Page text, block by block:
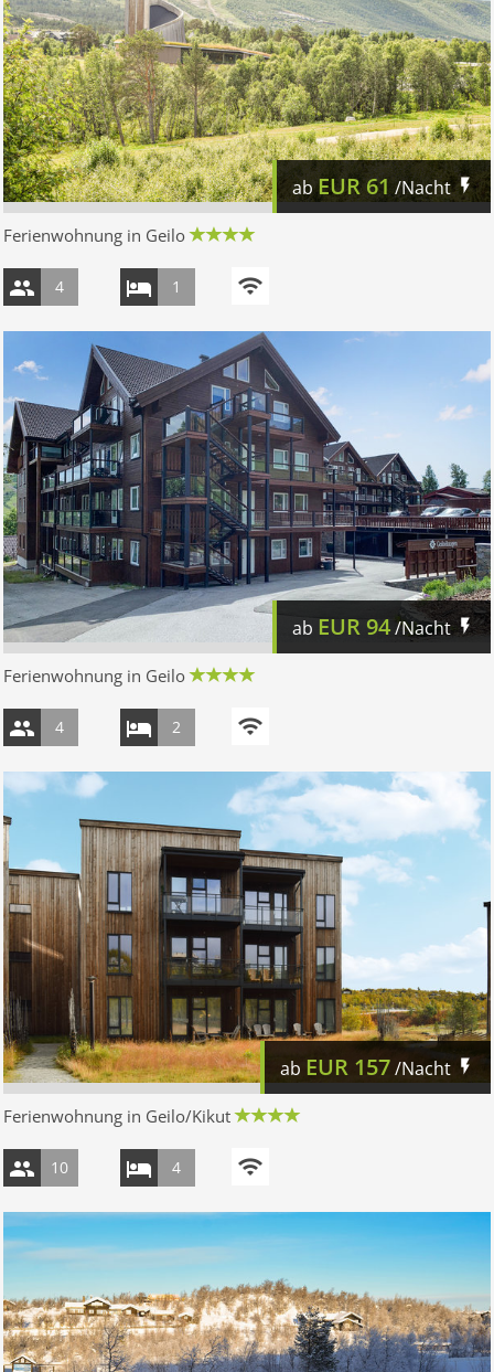
abEUR 61 /Nacht
Ferienwohnung in Geilo
4 1
ab EUR94/Nacht
Ferienwohnung in Geilo
4 2
ab EUR 157/Nacht
Ferienwohnung in Geilo/Kikut
10 4